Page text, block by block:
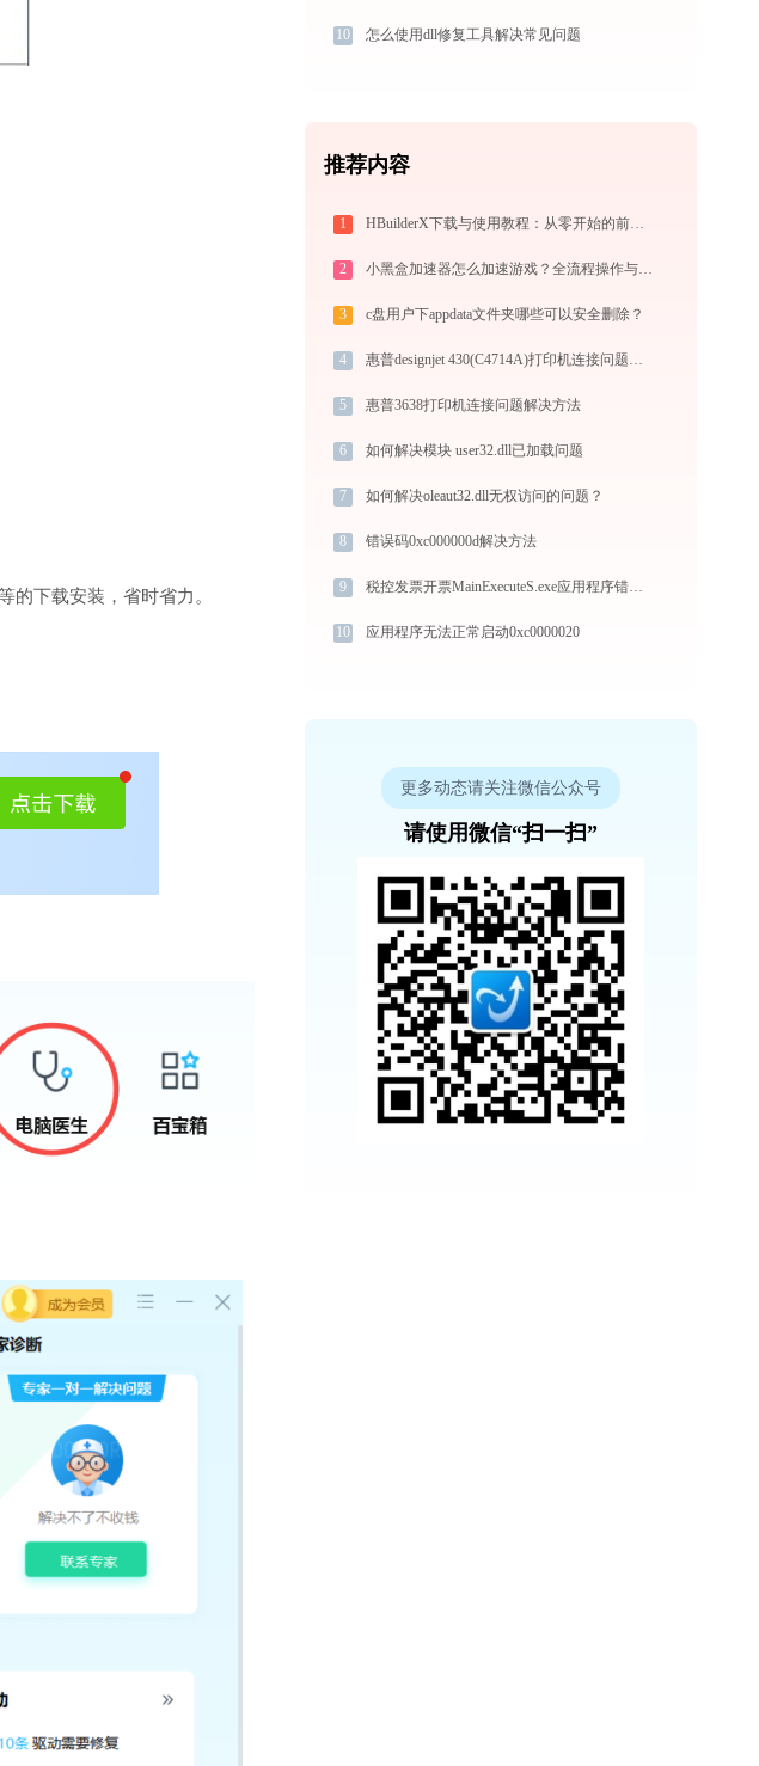
的下载安装，省时省力。
10 怎么使用dll修复工具解决常见问题
推荐内容
1 HBuilderX下载与使用教程：从零开始的前端开发指南
2 小黑盒加速器怎么加速游戏？全流程操作与节点选择指南
3 c盘用户下appdata文件夹哪些可以安全删除？
4 惠普designjet 430(C4714A)打印机连接问题如何解决？-金山毒霸
5 惠普3638打印机连接问题解决方法
6 如何解决模块 user32.dll已加载问题
7 如何解决oleaut32.dll无权访问的问题？
8 错误码0xc000000d解决方法
9 税控发票开票MainExecuteS.exe应用程序错误0xc000000d解决方法
10 应用程序无法正常启动0xc0000020
更多动态请关注微信公众号
请使用微信“扫一扫”